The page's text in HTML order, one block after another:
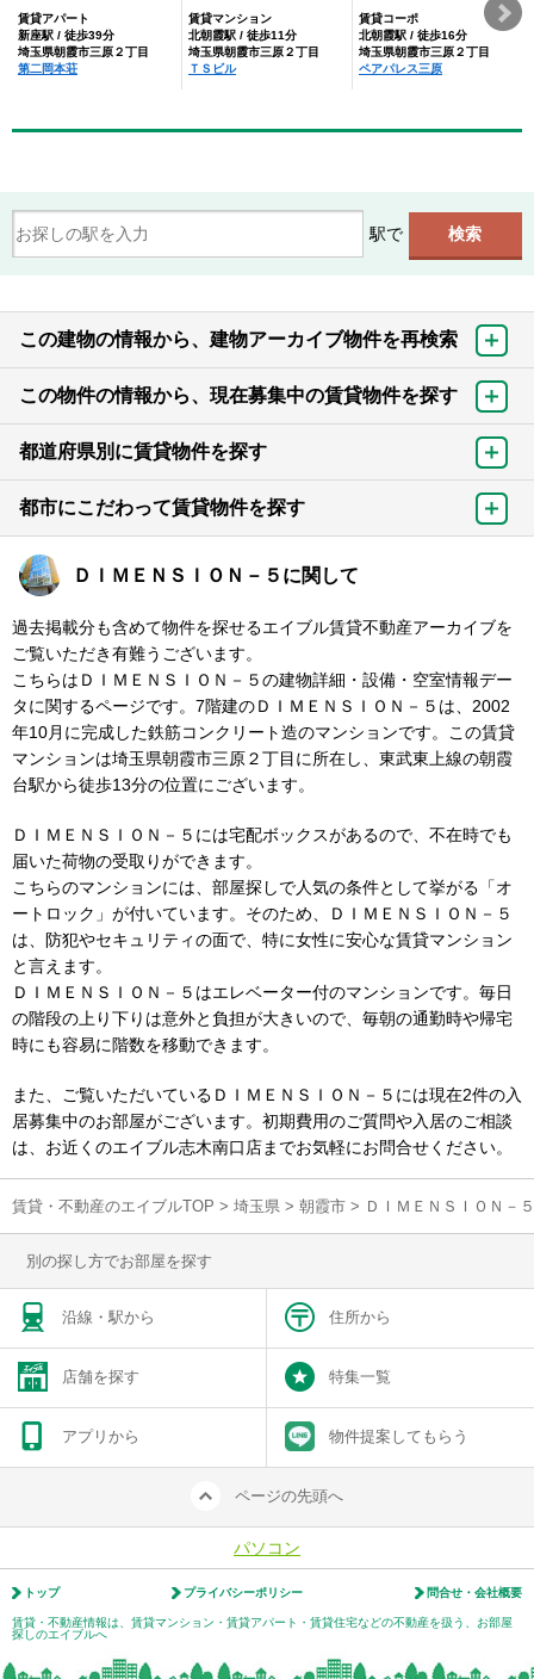
賃貸アパート
新座駅 / 徒歩39分
埼玉県朝霞市三原２丁目
第二岡本荘
賃貸マンション
北朝霞駅 / 徒歩11分
埼玉県朝霞市三原２丁目
ＴＳビル
賃貸コーポ
北朝霞駅 / 徒歩16分
埼玉県朝霞市三原２丁目
ペアパレス三原
駅で
この建物の情報から、建物アーカイブ物件を再検索
この物件の情報から、現在募集中の賃貸物件を探す
都道府県別に賃貸物件を探す
都市にこだわって賃貸物件を探す
ＤＩＭＥＮＳＩＯＮ－５に関して
過去掲載分も含めて物件を探せるエイブル賃貸不動産アーカイブを
ご覧いただき有難うございます。
こちらはＤＩＭＥＮＳＩＯＮ－５の建物詳細・設備・空室情報デー
タに関するページです。7階建のＤＩＭＥＮＳＩＯＮ－５は、2002
年10月に完成した鉄筋コンクリート造のマンションです。この賃貸
マンションは埼玉県朝霞市三原２丁目に所在し、東武東上線の朝霞
台駅から徒歩13分の位置にございます。
ＤＩＭＥＮＳＩＯＮ－５には宅配ボックスがあるので、不在時でも
届いた荷物の受取りができます。
こちらのマンションには、部屋探しで人気の条件として挙がる「オ
ートロック」が付いています。そのため、ＤＩＭＥＮＳＩＯＮ－５
は、防犯やセキュリティの面で、特に女性に安心な賃貸マンション
と言えます。
ＤＩＭＥＮＳＩＯＮ－５はエレベーター付のマンションです。毎日
の階段の上り下りは意外と負担が大きいので、毎朝の通勤時や帰宅
時にも容易に階数を移動できます。
また、ご覧いただいているＤＩＭＥＮＳＩＯＮ－５には現在2件の入
居募集中のお部屋がございます。初期費用のご質問や入居のご相談
は、お近くのエイブル志木南口店までお気軽にお問合せください。
賃貸・不動産のエイブルTOP > 埼玉県 > 朝霞市 > ＤＩＭＥＮＳＩＯＮ－
別の探し方でお部屋を探す
沿線・駅から 住所から
店舗を探す 特集一覧
アプリから 物件提案してもらう
ページの先頭へ
パソコン
トップ プライバシーポリシー 問合せ・会社概要
賃貸・不動産情報は、賃貸マンション・賃貸アパート・賃貸住宅などの不動産を扱う、お部屋
探しのエイブルへ